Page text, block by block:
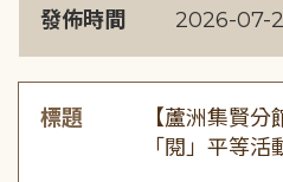
發佈時間 2026-07-
標題
【蘆洲集賢分
「閱」平等活